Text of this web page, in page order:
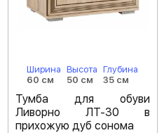
Ширина
60 см
Высота
50 см
Глубина
35 см
Тумба для обуви
Ливорно ЛТ-30 в
прихожую дуб сонома